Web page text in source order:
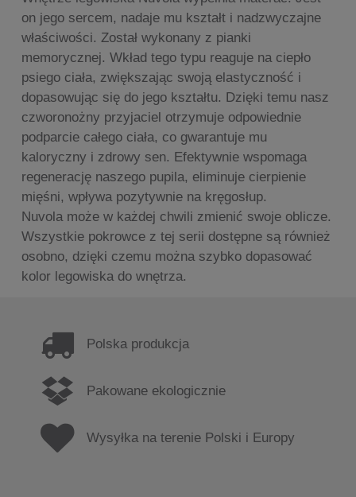
on jego sercem, nadaje mu kształt i nadzwyczajne
właściwości. Został wykonany z pianki
memorycznej. Wkład tego typu reaguje na ciepło
psiego ciała, zwiększając swoją elastyczność i
dopasowując się do jego kształtu. Dzięki temu nasz
czworonożny przyjaciel otrzymuje odpowiednie
podparcie całego ciała, co gwarantuje mu
kaloryczny i zdrowy sen. Efektywnie wspomaga
regenerację naszego pupila, eliminuje cierpienie
mięśni, wpływa pozytywnie na kręgosłup.
Nuvola może w każdej chwili zmienić swoje oblicze.
Wszystkie pokrowce z tej serii dostępne są również
osobno, dzięki czemu można szybko dopasować
kolor legowiska do wnętrza.
Polska produkcja
Pakowane ekologicznie
Wysyłka na terenie Polski i Europy